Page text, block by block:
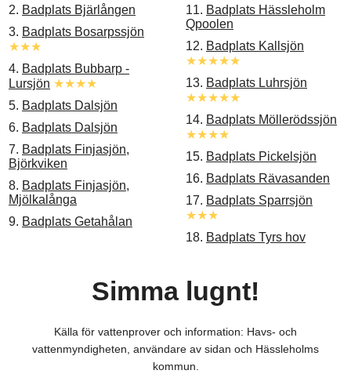
2. Badplats Bjärlången
3. Badplats Bosarpssjön
★★★
4. Badplats Bubbarp -
Lursjön ★★★★
5. Badplats Dalsjön
6. Badplats Dalsjön
7. Badplats Finjasjön,
Björkviken
8. Badplats Finjasjön,
Mjölkalånga
9. Badplats Getahålan
11. Badplats Hässleholm
Qpoolen
12. Badplats Kallsjön
★★★★★
13. Badplats Luhrsjön
★★★★★
14. Badplats Möllerödssjön
★★★★
15. Badplats Pickelsjön
16. Badplats Rävasanden
17. Badplats Sparrsjön
★★★
18. Badplats Tyrs hov
Simma lugnt!
Källa för vattenprover och information: Havs- och
vattenmyndigheten, användare av sidan och Hässleholms
kommun.